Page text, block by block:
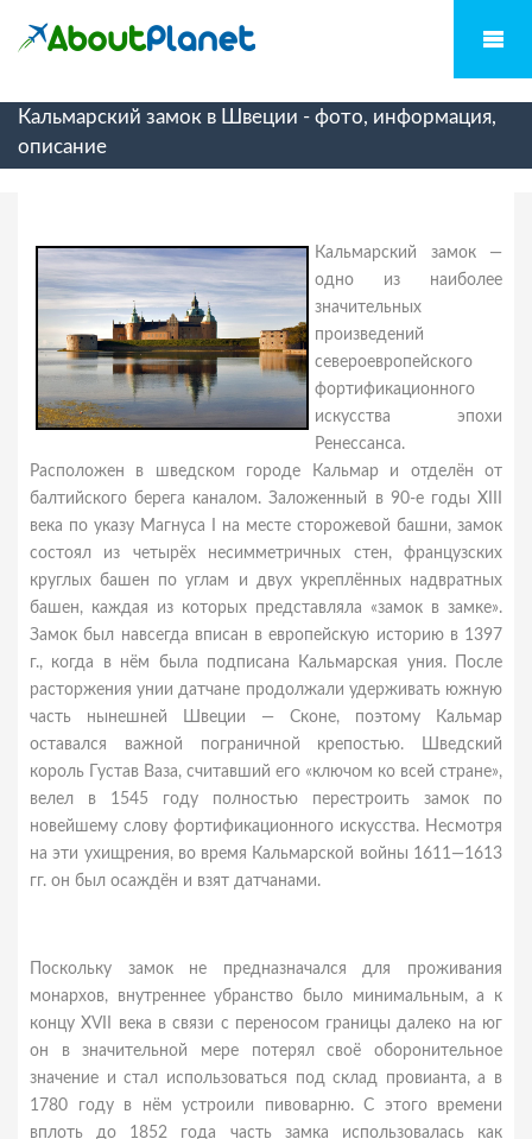
Кальмарский замок в Швеции - фото, информация,
описание
Кальмарский замок —
одно из наиболее
значительных
произведений
североевропейского
фортификационного
искусства эпохи
Ренессанса.
Расположен в шведском городе Кальмар и отделён от
балтийского берега каналом. Заложенный в 90-е годы XIII
века по указу Магнуса I на месте сторожевой башни, замок
состоял из четырёх несимметричных стен, французских
круглых башен по углам и двух укреплённых надвратных
башен, каждая из которых представляла «замок в замке».
Замок был навсегда вписан в европейскую историю в 1397
г., когда в нём была подписана Кальмарская уния. После
расторжения унии датчане продолжали удерживать южную
часть нынешней Швеции — Сконе, поэтому Кальмар
оставался важной пограничной крепостью. Шведский
король Густав Ваза, считавший его «ключом ко всей стране»,
велел в 1545 году полностью перестроить замок по
новейшему слову фортификационного искусства. Несмотря
на эти ухищрения, во время Кальмарской войны 1611—1613
гг. он был осаждён и взят датчанами.
Поскольку замок не предназначался для проживания
монархов, внутреннее убранство было минимальным, а к
концу XVII века в связи с переносом границы далеко на юг
он в значительной мере потерял своё оборонительное
значение и стал использоваться под склад провианта, а в
1780 году в нём устроили пивоварню. С этого времени
вплоть до 1852 года часть замка использовалась как